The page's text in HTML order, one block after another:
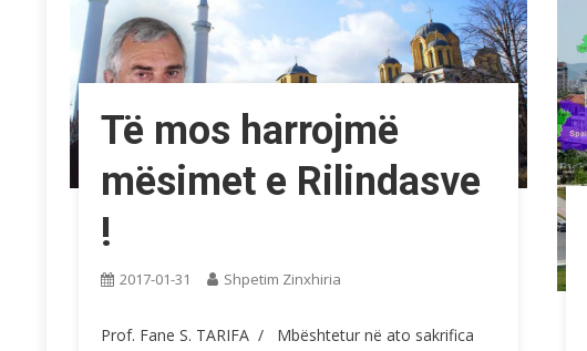
Të mos harrojmë
mësimet e Rilindasve
!
2017-01-31 Shpetim Zinxhiria
Prof. Fane S. TARIFA / Mbështetur në ato sakrifica